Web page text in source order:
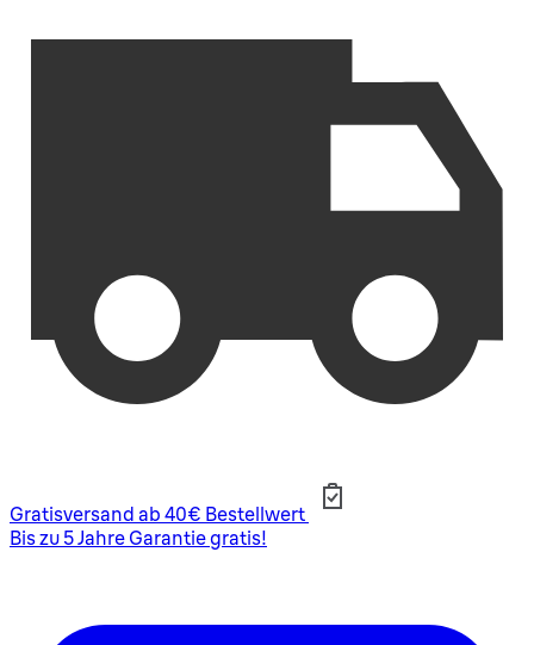
Gratisversand ab 40€ Bestellwert
Bis zu 5 Jahre Garantie gratis!